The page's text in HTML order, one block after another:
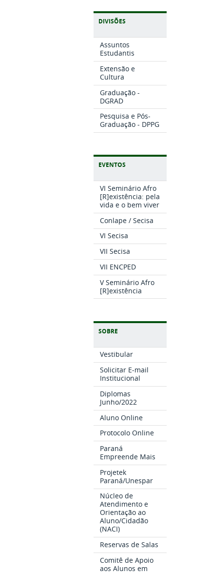
DIVISÕES
Assuntos
Estudantis
Extensão e
Cultura
Graduação -
DGRAD
Pesquisa e Pós-
Graduação - DPPG
EVENTOS
VI Seminário Afro
[R]existência: pela
vida e o bem viver
Conlape / Secisa
VI Secisa
VII Secisa
VII ENCPED
V Seminário Afro
[R]existência
SOBRE
Vestibular
Solicitar E-mail
Institucional
Diplomas
Junho/2022
Aluno Online
Protocolo Online
Paraná
Empreende Mais
Projetek
Paraná/Unespar
Núcleo de
Atendimento e
Orientação ao
Aluno/Cidadão
(NACI)
Reservas de Salas
Comitê de Apoio
aos Alunos em